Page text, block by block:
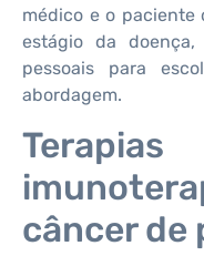
médico e o paciente
estágio da
pessoais para
abordagem.
câncer de